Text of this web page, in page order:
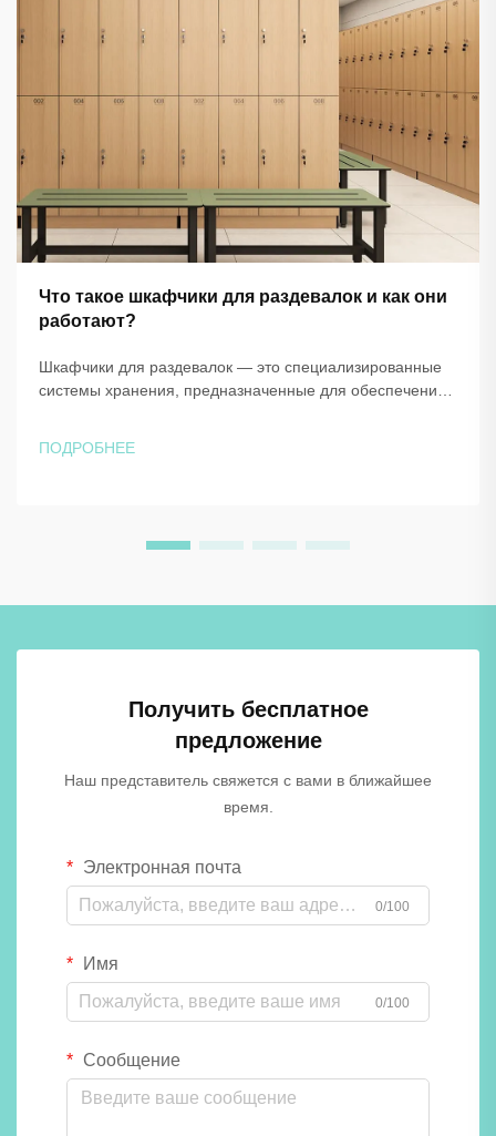
Что такое шкафчики для раздевалок и как они
работают?
Шкафчики для раздевалок — это специализированные
системы хранения, предназначенные для обеспечения
переодеться или временно оставить свои вещи. Эти
ПОДРОБНЕЕ
Получить бесплатное
предложение
Наш представитель свяжется с вами в ближайшее
время.
Электронная почта
0/100
Имя
0/100
Сообщение